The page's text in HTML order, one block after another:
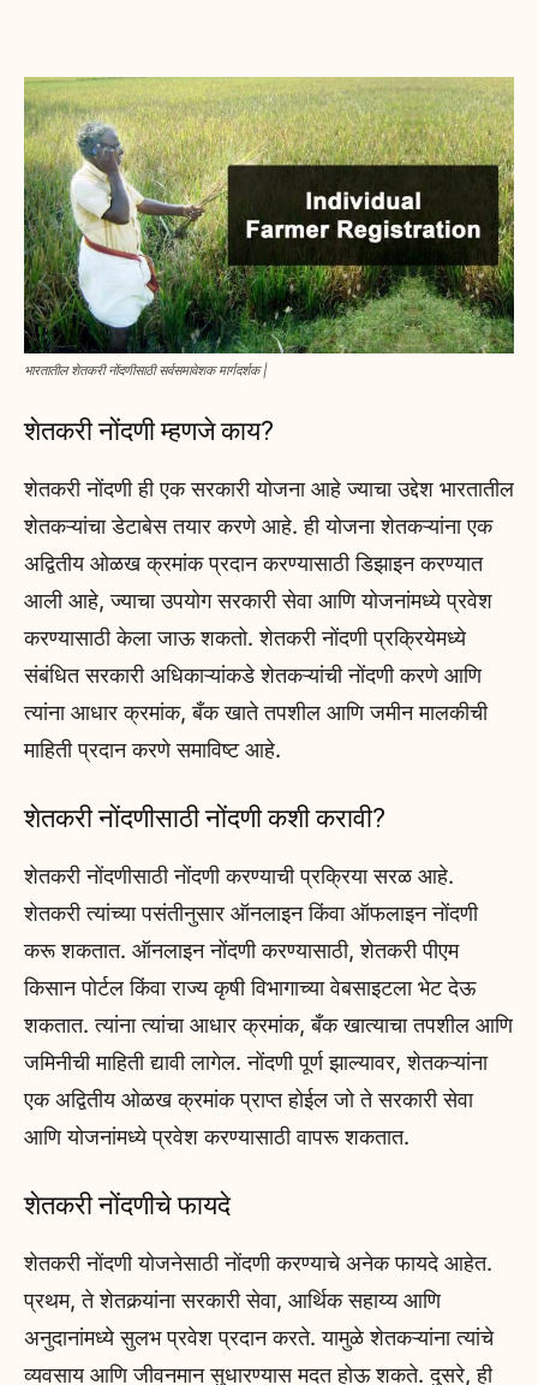
भारतातील शेतकरी नोंदणीसाठी सर्वसमावेशक मार्गदर्शक |
शेतकरी नोंदणी म्हणजे काय?
शेतकरी नोंदणी ही एक सरकारी योजना आहे ज्याचा उद्देश भारतातील
शेतकऱ्यांचा डेटाबेस तयार करणे आहे. ही योजना शेतकऱ्यांना एक
अद्वितीय ओळख क्रमांक प्रदान करण्यासाठी डिझाइन करण्यात
आली आहे, ज्याचा उपयोग सरकारी सेवा आणि योजनांमध्ये प्रवेश
करण्यासाठी केला जाऊ शकतो. शेतकरी नोंदणी प्रक्रियेमध्ये
संबंधित सरकारी अधिकाऱ्यांकडे शेतकऱ्यांची नोंदणी करणे आणि
त्यांना आधार क्रमांक, बँक खाते तपशील आणि जमीन मालकीची
माहिती प्रदान करणे समाविष्ट आहे.
शेतकरी नोंदणीसाठी नोंदणी कशी करावी?
शेतकरी नोंदणीसाठी नोंदणी करण्याची प्रक्रिया सरळ आहे.
शेतकरी त्यांच्या पसंतीनुसार ऑनलाइन किंवा ऑफलाइन नोंदणी
करू शकतात. ऑनलाइन नोंदणी करण्यासाठी, शेतकरी पीएम
किसान पोर्टल किंवा राज्य कृषी विभागाच्या वेबसाइटला भेट देऊ
शकतात. त्यांना त्यांचा आधार क्रमांक, बँक खात्याचा तपशील आणि
जमिनीची माहिती द्यावी लागेल. नोंदणी पूर्ण झाल्यावर, शेतकऱ्यांना
एक अद्वितीय ओळख क्रमांक प्राप्त होईल जो ते सरकारी सेवा
आणि योजनांमध्ये प्रवेश करण्यासाठी वापरू शकतात.
शेतकरी नोंदणीचे फायदे
शेतकरी नोंदणी योजनेसाठी नोंदणी करण्याचे अनेक फायदे आहेत.
प्रथम, ते शेतकर्‍यांना सरकारी सेवा, आर्थिक सहाय्य आणि
अनुदानांमध्ये सुलभ प्रवेश प्रदान करते. यामुळे शेतकऱ्यांना त्यांचे
व्यवसाय आणि जीवनमान सुधारण्यास मदत होऊ शकते. दुसरे, ही